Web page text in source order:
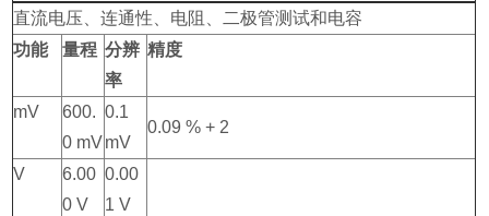
直流电压、连通性、电阻、二极管测试和电容
功能
量程 分辨
率
精度
mV
600.
0 mV
0.1
mV
0.09 % + 2
V
6.00
0 V
0.00
1 V